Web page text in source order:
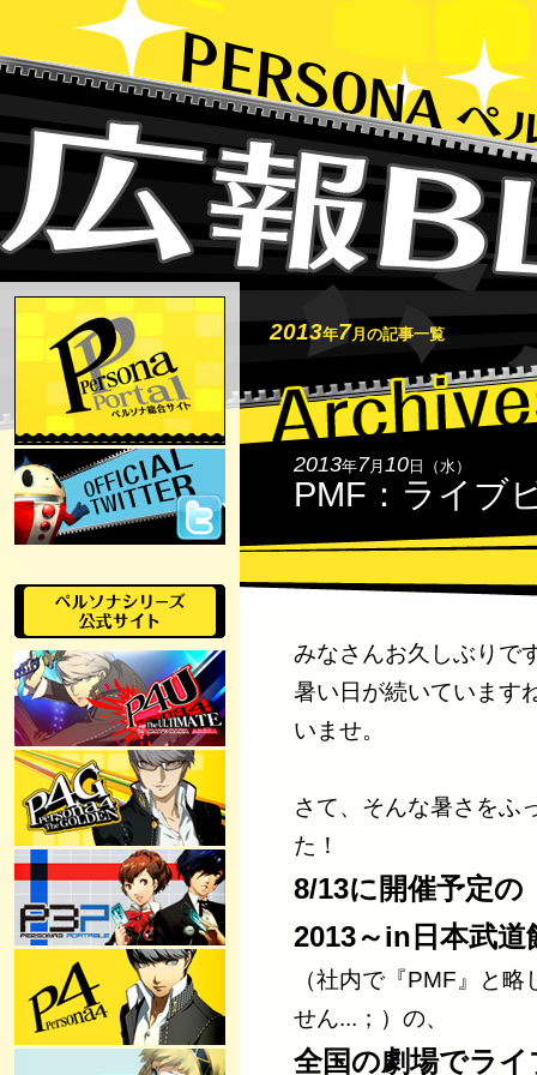
2013年7月の記事一覧
PMF：ライブ
2013年7月 10 日（水）
みなさんお久しぶりで
暑い日が続いています
いませ。
さて、そんな暑さをふ
た！
8/13に開催予定の
2013～in日本武道
（社内で『PMF』と
せん...；）の、
全国の劇場でラ